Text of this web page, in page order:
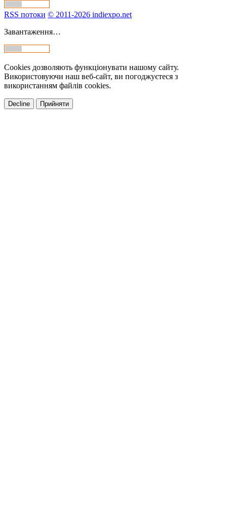
RSS потоки © 2011-2026 indiexpo.net
Завантаження…
Cookies дозволяють функціонувати нашому сайту.
Використовуючи наш веб-сайт, ви погоджуєтеся з
використанням файлів cookies.
Decline Прийняти